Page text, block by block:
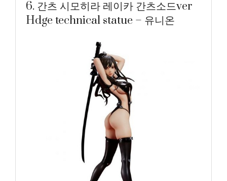
6. 간츠 시모히라 레이카 간츠소드ver
Hdge technical statue – 유니온